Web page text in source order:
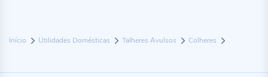
Início Utilidades Domésticas Talheres Avulsos Colheres